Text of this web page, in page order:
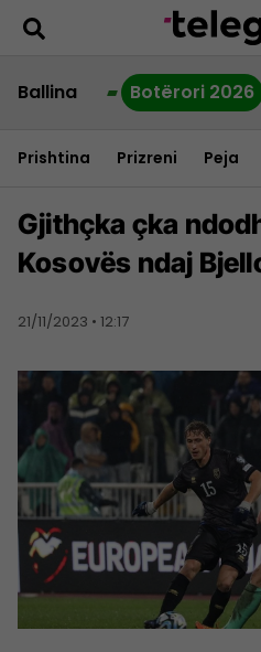
Ballina Botërori 2026
Prishtina Prizreni Peja
Gjithçka çka
Kosovës ndaj
21/11/2023 • 12:17